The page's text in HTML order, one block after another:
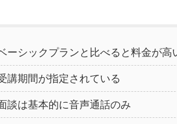
ーシックプランと比べると料金が高
講期間が指定されている
談は基本的に音声通話のみ